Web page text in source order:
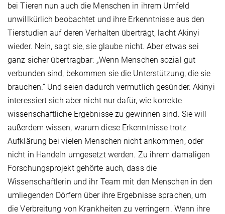
bei Tieren nun auch die Menschen in ihrem Umfeld
unwillkürlich beobachtet und ihre Erkenntnisse aus den
Tierstudien auf deren Verhalten überträgt, lacht Akinyi
wieder. Nein, sagt sie, sie glaube nicht. Aber etwas sei
ganz sicher übertragbar: „Wenn Menschen sozial gut
verbunden sind, bekommen sie die Unterstützung, die sie
brauchen.“ Und seien dadurch vermutlich gesünder. Akinyi
interessiert sich aber nicht nur dafür, wie korrekte
wissenschaftliche Ergebnisse zu gewinnen sind. Sie will
außerdem wissen, warum diese Erkenntnisse trotz
Aufklärung bei vielen Menschen nicht ankommen, oder
nicht in Handeln umgesetzt werden. Zu ihrem damaligen
Forschungsprojekt gehörte auch, dass die
Wissenschaftlerin und ihr Team mit den Menschen in den
umliegenden Dörfern über ihre Ergebnisse sprachen, um
die Verbreitung von Krankheiten zu verringern. Wenn ihre